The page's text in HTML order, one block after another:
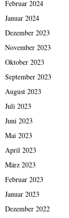
Februar 2024
Januar 2024
Dezember 2023
November 2023
Oktober 2023
September 2023
August 2023
Juli 2023
Juni 2023
Mai 2023
April 2023
März 2023
Februar 2023
Januar 2023
Dezember 2022